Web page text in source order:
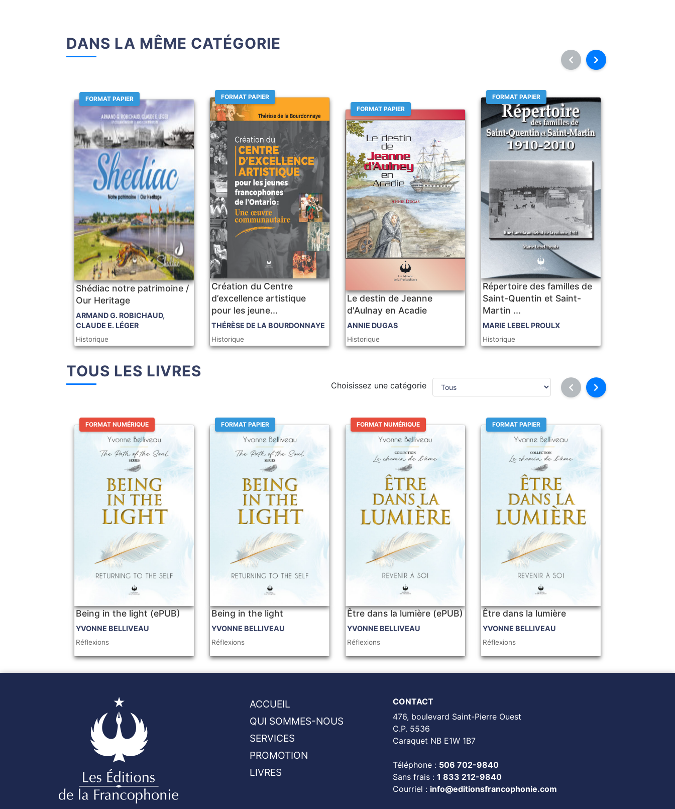
DANS LA MÊME CATÉGORIE
FORMAT PAPIER
Shédiac notre patrimoine /
Our Heritage
ARMAND G. ROBICHAUD,
CLAUDE E. LÉGER
Historique
FORMAT PAPIER
Création du Centre
d’excellence artistique
pour les jeune...
THÉRÈSE DE LA BOURDONNAYE
Historique
FORMAT PAPIER
Le destin de Jeanne
d'Aulnay en Acadie
ANNIE DUGAS
Historique
FORMAT PAPIER
Répertoire des familles de
Saint-Quentin et Saint-
Martin ...
MARIE LEBEL PROULX
Historique
TOUS LES LIVRES
Choisissez une catégorie
FORMAT NUMÉRIQUE
Being in the light (ePUB)
YVONNE BELLIVEAU
Réflexions
FORMAT PAPIER
Being in the light
YVONNE BELLIVEAU
Réflexions
FORMAT NUMÉRIQUE
Être dans la lumière (ePUB)
YVONNE BELLIVEAU
Réflexions
FORMAT PAPIER
Être dans la lumière
YVONNE BELLIVEAU
Réflexions
ACCUEIL
QUI SOMMES-NOUS
SERVICES
PROMOTION
LIVRES
CONTACT
476, boulevard Saint-Pierre Ouest
C.P. 5536
Caraquet NB E1W 1B7
Téléphone : 506 702-9840
Sans frais : 1 833 212-9840
Courriel : info@editionsfrancophonie.com